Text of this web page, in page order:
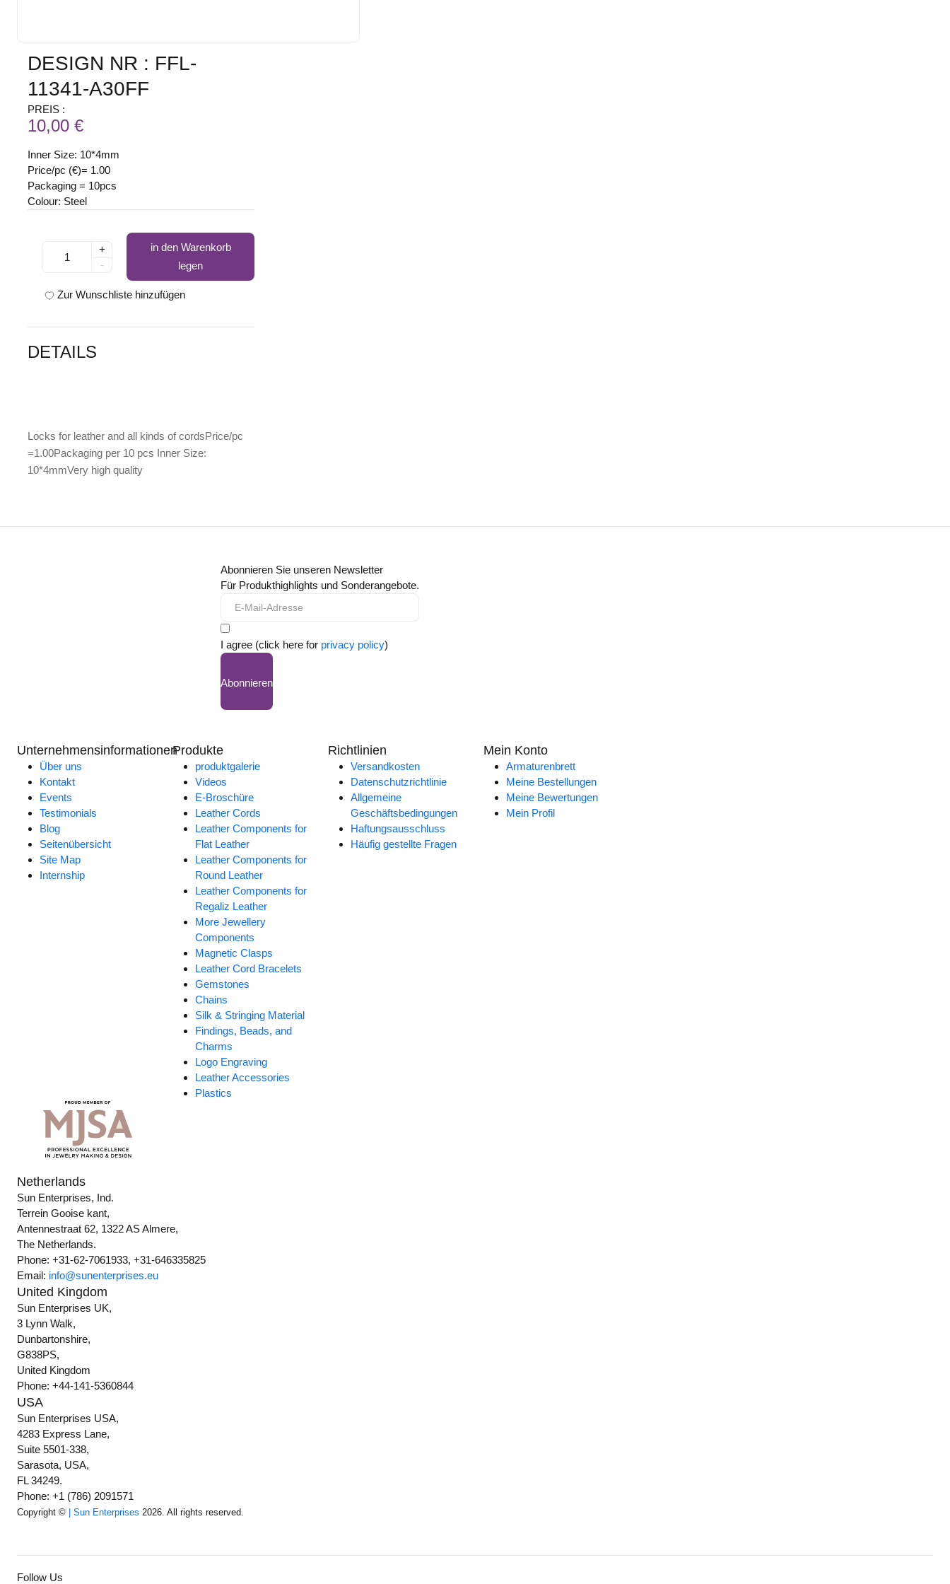
DESIGN NR : FFL-
11341-A30FF
PREIS :
10,00 €
Inner Size: 10*4mm
Price/pc (€)= 1.00
Packaging = 10pcs
Colour: Steel
+
-
in den Warenkorb
legen
Zur Wunschliste hinzufügen
DETAILS
Locks for leather and all kinds of cordsPrice/pc
=1.00Packaging per 10 pcs Inner Size:
10*4mmVery high quality
Abonnieren Sie unseren Newsletter
Für Produkthighlights und Sonderangebote.
I agree (click here for privacy policy)
Abonnieren
Unternehmensinformationen
Über uns
Kontakt
Events
Testimonials
Blog
Seitenübersicht
Site Map
Internship
Produkte
produktgalerie
Videos
E-Broschüre
Leather Cords
Leather Components for
Flat Leather
Leather Components for
Round Leather
Leather Components for
Regaliz Leather
More Jewellery
Components
Magnetic Clasps
Leather Cord Bracelets
Gemstones
Chains
Silk & Stringing Material
Findings, Beads, and
Charms
Logo Engraving
Leather Accessories
Plastics
Richtlinien
Versandkosten
Datenschutzrichtlinie
Allgemeine
Geschäftsbedingungen
Haftungsausschluss
Häufig gestellte Fragen
Mein Konto
Armaturenbrett
Meine Bestellungen
Meine Bewertungen
Mein Profil
Netherlands
Sun Enterprises, Ind.
Terrein Gooise kant,
Antennestraat 62, 1322 AS Almere,
The Netherlands.
Phone: +31-62-7061933, +31-646335825
Email: info@sunenterprises.eu
United Kingdom
Sun Enterprises UK,
3 Lynn Walk,
Dunbartonshire,
G838PS,
United Kingdom
Phone: +44-141-5360844
USA
Sun Enterprises USA,
4283 Express Lane,
Suite 5501-338,
Sarasota, USA,
FL 34249.
Phone: +1 (786) 2091571
Copyright © | Sun Enterprises 2026. All rights reserved.
Follow Us